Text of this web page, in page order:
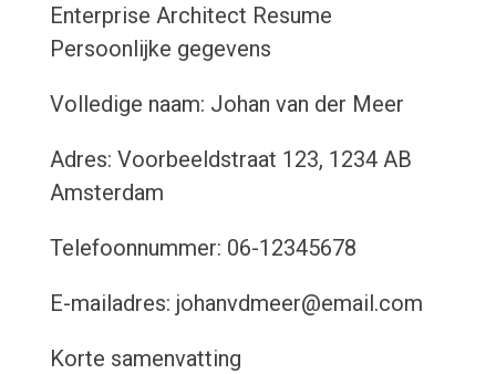
Enterprise Architect Resume
Persoonlijke gegevens
Volledige naam: Johan van der Meer
Adres: Voorbeeldstraat 123, 1234 AB
Amsterdam
Telefoonnummer: 06-12345678
E-mailadres: johanvdmeer@email.com
Korte samenvatting